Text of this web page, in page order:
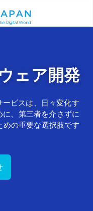
ェア開発
ービスは、 日々変化す
、 第三者を介さずに
めの重要な選択肢です